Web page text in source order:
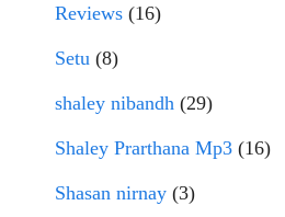
Reviews (16)
Setu (8)
shaley nibandh (29)
Shaley Prarthana Mp3 (16)
Shasan nirnay (3)